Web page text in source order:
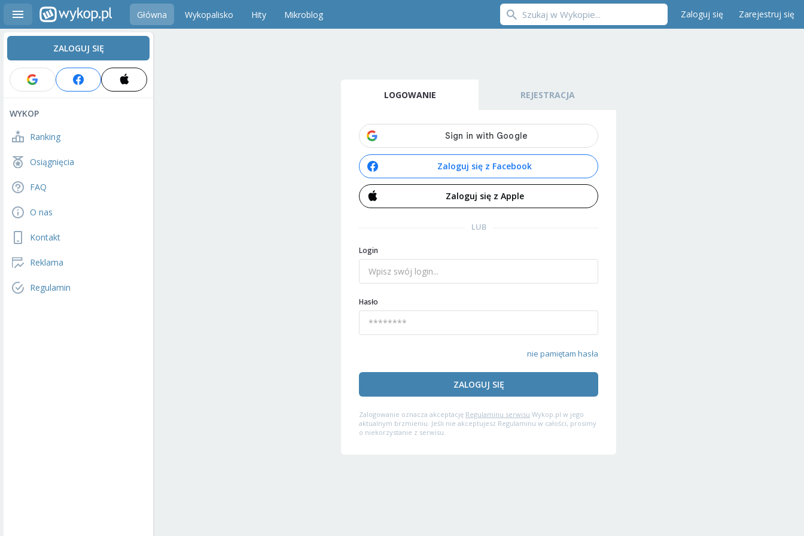
Główna Wykopalisko Hity Mikroblog Zaloguj się Zarejestruj się
ZALOGUJ SIĘ
WYKOP
Ranking
Osiągnięcia
FAQ
O nas
Kontakt
Reklama
Regulamin
LOGOWANIE REJESTRACJA
Zaloguj się z Facebook
Zaloguj się z Apple
LUB
Login
Hasło
nie pamiętam hasła
ZALOGUJ SIĘ
Zalogowanie oznacza akceptację Regulaminu serwisu Wykop.pl w jego
aktualnym brzmieniu. Jeśli nie akceptujesz Regulaminu w całości, prosimy
o niekorzystanie z serwisu.